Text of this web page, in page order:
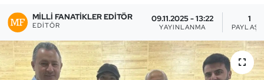
MILLI FANATIKLER EDITÖR
EDITÖR
09.11.2025 - 13:22
YAYINLANMA
1
Briç
Buz Hokeyi
Buz Pateni